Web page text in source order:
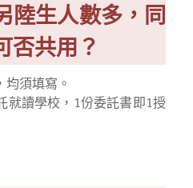
陸生人數多，同
否共用？
須填寫。
就讀學校，1份委託書即1授